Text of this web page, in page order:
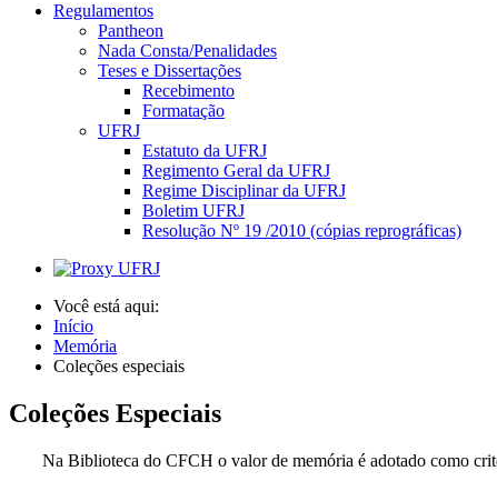
Regulamentos
Pantheon
Nada Consta/Penalidades
Teses e Dissertações
Recebimento
Formatação
UFRJ
Estatuto da UFRJ
Regimento Geral da UFRJ
Regime Disciplinar da UFRJ
Boletim UFRJ
Resolução Nº 19 /2010 (cópias reprográficas)
Você está aqui:
Início
Memória
Coleções especiais
Coleções Especiais
Na Biblioteca do CFCH o valor de memória é adotado como